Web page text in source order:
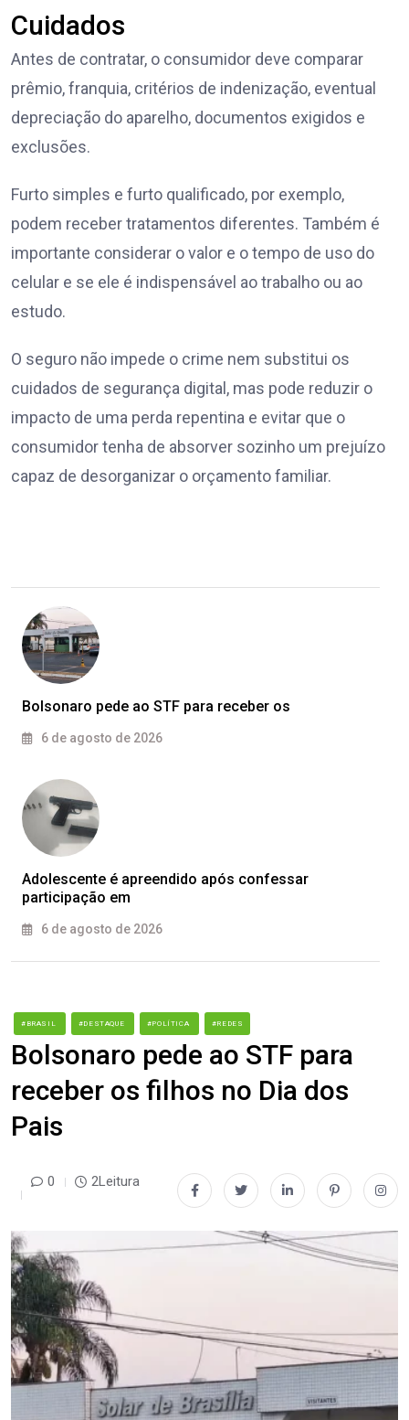
Cuidados
Antes de contratar, o consumidor deve comparar
prêmio, franquia, critérios de indenização, eventual
depreciação do aparelho, documentos exigidos e
exclusões.
Furto simples e furto qualificado, por exemplo,
podem receber tratamentos diferentes. Também é
importante considerar o valor e o tempo de uso do
celular e se ele é indispensável ao trabalho ou ao
estudo.
O seguro não impede o crime nem substitui os
cuidados de segurança digital, mas pode reduzir o
impacto de uma perda repentina e evitar que o
consumidor tenha de absorver sozinho um prejuízo
capaz de desorganizar o orçamento familiar.
Bolsonaro pede ao STF para receber os
6 de agosto de 2026
Adolescente é apreendido após confessar
participação em
6 de agosto de 2026
#BRASIL #DESTAQUE #POLÍTICA #REDES
Bolsonaro pede ao STF para
receber os filhos no Dia dos
Pais
0 2Leitura